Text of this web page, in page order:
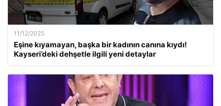
11/12/2025
Eşine kıyamayan, başka bir kadının canına kıydı!
Kayseri’deki dehşetle ilgili yeni detaylar